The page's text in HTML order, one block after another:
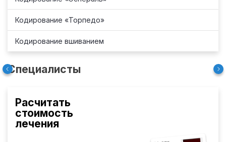
Кодирование «Торпедо»
Кодирование вшиванием
Специалисты
Расчитать
стоимость
лечения